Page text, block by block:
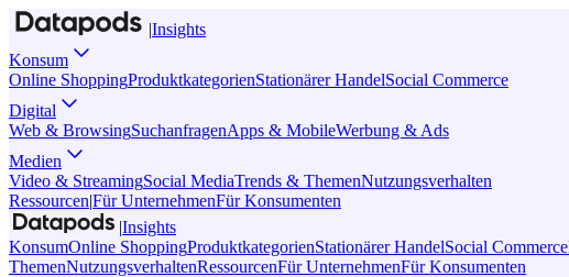
|Insights
Konsum
Online ShoppingProduktkategorienStationärer HandelSocial Commerce
Digital
Web & BrowsingSuchanfragenApps & MobileWerbung & Ads
Medien
Video & StreamingSocial MediaTrends & ThemenNutzungsverhalten
Ressourcen|Für UnternehmenFür Konsumenten
|Insights
KonsumOnline ShoppingProduktkategorienStationärer HandelSocial Commerce
ThemenNutzungsverhaltenRessourcenFür UnternehmenFür Konsumenten